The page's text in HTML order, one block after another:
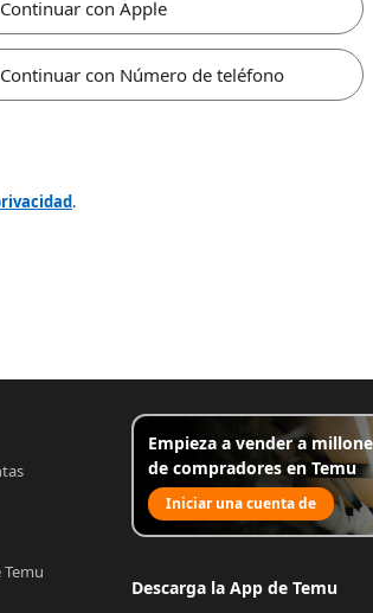
Continuar con Apple
Continuar con Número de teléfono
.
Empieza a vender a
de compradores en Temu
Iniciar una cuenta de
venta
Descarga la App de Temu